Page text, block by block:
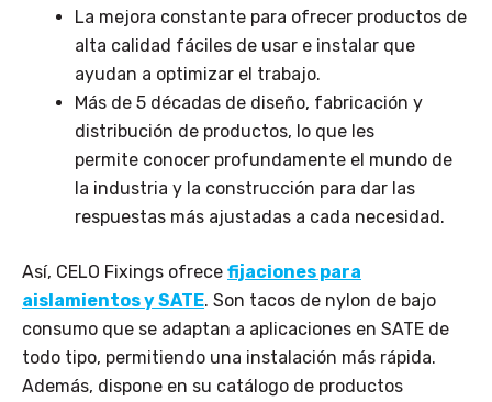
La mejora constante para ofrecer productos de
alta calidad fáciles de usar e instalar que
ayudan a optimizar el trabajo.
Más de 5 décadas de diseño, fabricación y
distribución de productos, lo que les
permite conocer profundamente el mundo de
la industria y la construcción para dar las
respuestas más ajustadas a cada necesidad.
Así, CELO Fixings ofrece fijaciones para
aislamientos y SATE. Son tacos de nylon de bajo
consumo que se adaptan a aplicaciones en SATE de
todo tipo, permitiendo una instalación más rápida.
Además, dispone en su catálogo de productos